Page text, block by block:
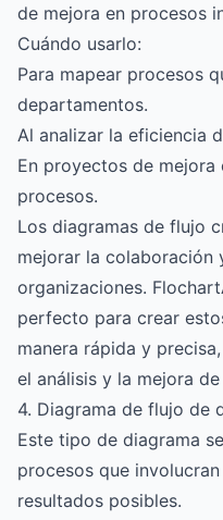
de mejora en procesos
Cuándo usarlo:
Para mapear procesos
departamentos.
Al analizar la eficiencia
En proyectos de
procesos.
Los diagramas de flujo
mejorar la colaboración
organizaciones.
perfecto para crear
manera rápida y
el análisis y la mejora
4. Diagrama de flujo de
Este tipo de diagrama
procesos que
resultados posibles.